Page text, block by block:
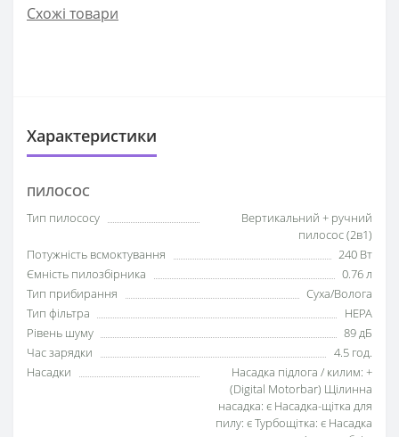
Схожі товари
Характеристики
ПИЛОСОС
Тип пилососу
Вертикальний + ручний
пилосос (2в1)
Потужність всмоктування
240 Вт
Ємність пилозбірника
0.76 л
Тип прибирання
Суха/Волога
Тип фільтра
HEPA
Рівень шуму
89 дБ
Час зарядки
4.5 год.
Насадки
Насадка підлога / килим: +
(Digital Motorbar) Щілинна
насадка: є Насадка-щітка для
пилу: є Турбощітка: є Насадка